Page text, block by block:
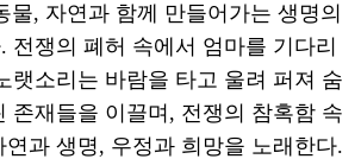
물, 자연과 함께 만들어가는 생명의
. 전쟁의 폐허 속에서 엄마를 기다리
랫소리는 바람을 타고 울려 퍼져 숨
존재들을 이끌며 , 전쟁의 참혹함 속
연과 생명, 우정과 희망을 노래한다.